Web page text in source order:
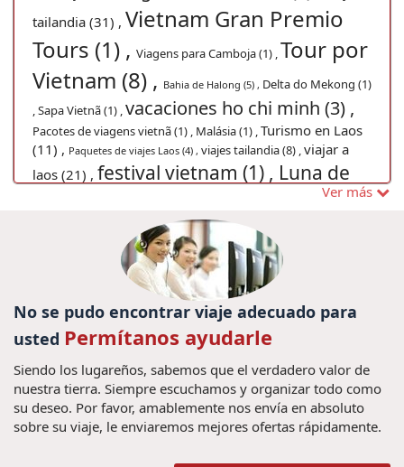
tailandia (31) , Vietnam Gran Premio
Tours (1) , Viagens para Camboja (1) ,Tour por
Vietnam (8) , Bahia de Halong (5) , Delta do Mekong (1)
,Sapa Vietnã (1) ,vacaciones ho chi minh (3) ,
Pacotes de viagens vietnã (1) , Malásia (1) ,Turismo en Laos
(11) , Paquetes de viajes Laos (4) , viajes tailandia (8) ,viajar a
laos (21) , festival vietnam (1) , Luna de
Vacaciones Vietnam en Hanoi Gran Premio
vacaciones angkor wat (2) ,
família Myanmar (1) ,culturas de vietnam (1) ,
de la Luna (3) ,Ferias no Mianmar (1) ,
Viajes en familia a Tailandia (5) ,Turismo no Laos (1) ,
Viagem em família na Tailândia (1) ,
Praias do vietname (1) , Descobrir o
Myanmar (1) ,Comida de Myanmar (1) ,turismo en
vietnam (44) ,Visa Vietnamita (3) ,cultura de vietnam
(1) ,Guia de Vietnam (1) ,Vietnã Grand Prix (1) ,
Vietname (1) ,Viaja ao Camboja, Visitar o
Ver más
No se pudo encontrar viaje adecuado para
usted Permítanos ayudarle
Siendo los lugareños, sabemos que el verdadero valor de
nuestra tierra. Siempre escuchamos y organizar todo como
su deseo. Por favor, amablemente nos envía en absoluto
sobre su viaje, le enviaremos mejores ofertas rápidamente.